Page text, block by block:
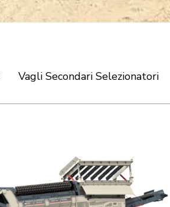
Vagli Secondari Selezionatori